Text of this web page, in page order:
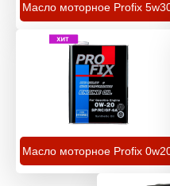
Масло моторное Profix
Масло моторное Profix